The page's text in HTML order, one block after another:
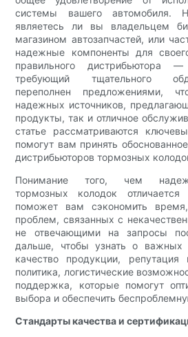
системы вашего автомобиля.
являетесь ли вы владельцем
магазином автозапчастей, или
надежные компоненты для
правильного
требующий тщательного
переполнен предложениями,
надежных источников,
продукты, так и отличное
статье рассматриваются
помогут вам принять
дистрибьюторов тормозных
Понимание того, чем
тормозных колодок отличается
поможет вам сэкономить
проблем, связанных с
не отвечающими на запросы
дальше, чтобы узнать о важных
качество продукции, репутация
политика, логистические
поддержка, которые помогут
выбора и обеспечить
Стандарты качества и